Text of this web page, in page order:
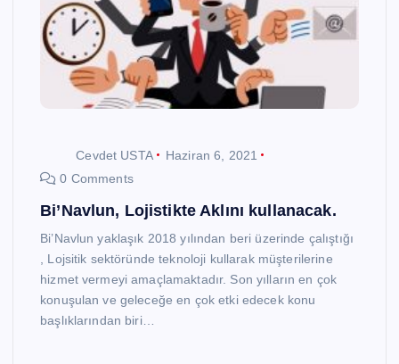
Cevdet USTA
Haziran 6, 2021
0 Comments
Bi’Navlun, Lojistikte Aklını kullanacak.
Bi’Navlun yaklaşık 2018 yılından beri üzerinde çalıştığı
, Lojsitik sektöründe teknoloji kullarak müşterilerine
hizmet vermeyi amaçlamaktadır. Son yılların en çok
konuşulan ve geleceğe en çok etki edecek konu
başlıklarından biri…